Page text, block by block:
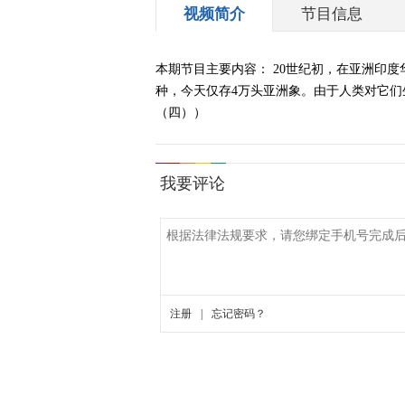
视频简介 节目信息
本期节目主要内容： 20世纪初，在亚洲印
种，今天仅存4万头亚洲象。由于人类对它
（四））